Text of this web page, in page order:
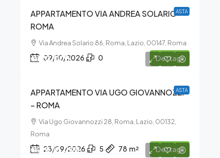
ASTA
APPARTAMENTO VIA ANDREA SOLARIO –
ROMA
Via Andrea Solario 86, Roma, Lazio, 00147, Roma
09/10/2026 0 Dettagli
ASTA
€170.000
APPARTAMENTO VIA UGO GIOVANNOZZI
– ROMA
Via Ugo Giovannozzi 28, Roma, Lazio, 00132,
Roma
23/09/2026 5 78 m² Dettagli
€2.070.000